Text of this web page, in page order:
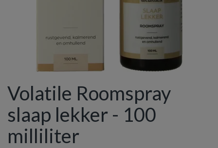
Volatile Roomspray
slaap lekker - 100
milliliter